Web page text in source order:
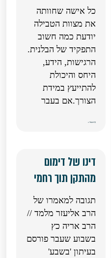
כל אישה שחוותה
את מצוות הטבילה
יודעת כמה חשוב
התפקיד של הבלנית.
הרגישות, הידע,
היחס והיכולת
להתייעץ במידת
הצורך.אם בעבר
קרא עוד »
דינו של דימום
מהתקן תוך רחמי
תגובה למאמרו של
הרב אליעזר מלמד //
הרב אריה כץ​
בשבוע שעבר פורסם
בעיתון 'בשבע'